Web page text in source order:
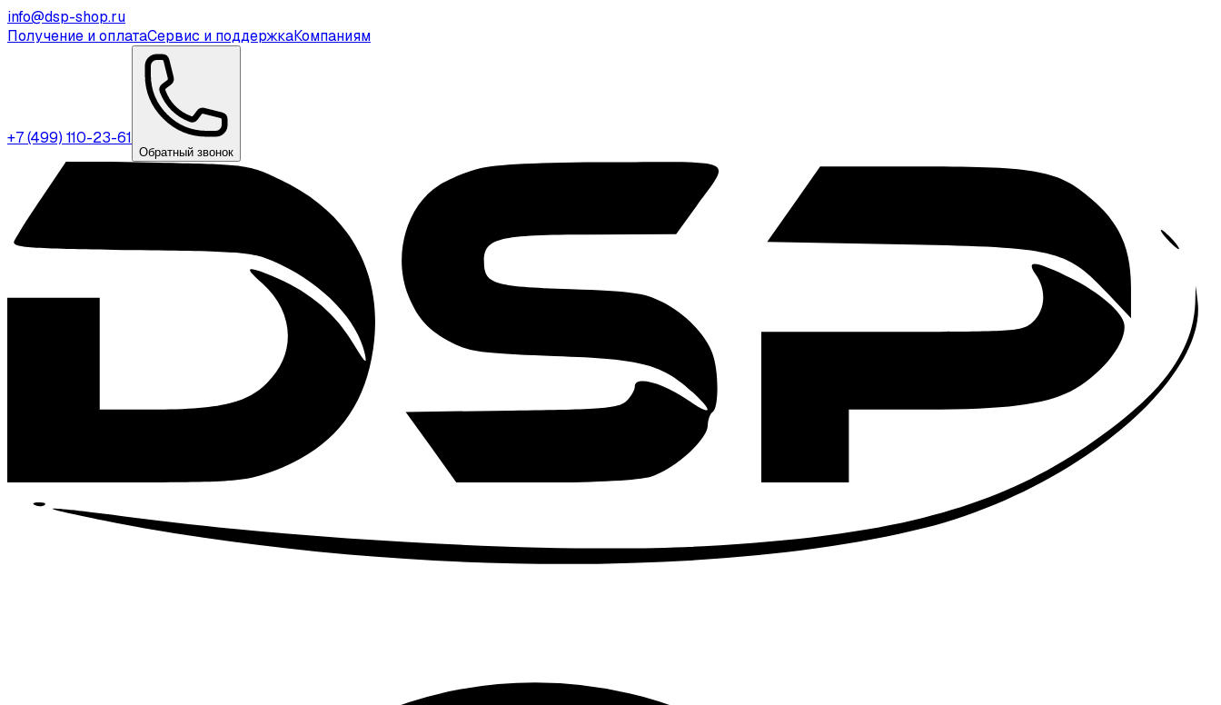
info@dsp-shop.ru
Получение и оплатаСервис и поддержкаКомпаниям
+7 (499) 110-23-61
Обратный звонок